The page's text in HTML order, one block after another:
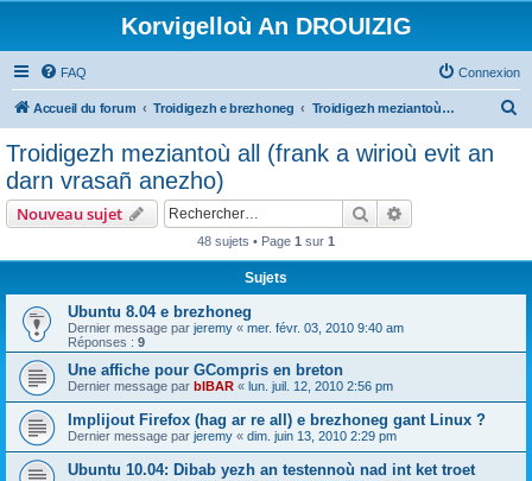
Korvigelloù An DROUIZIG
FAQ Connexion
Accueil du forum Troidigezh e brezhoneg Troidigezh meziantoù all (frank a wirioù evit an darn vrasañ anezho)
Troidigezh meziantoù all (frank a wirioù evit an
darn vrasañ anezho)
Nouveau sujet Rechercher
48 sujets • Page 1 sur 1
Sujets
Ubuntu 8.04 e brezhoneg
Dernier message par jeremy « mer. févr. 03, 2010 9:40 am
Réponses : 9
Une affiche pour GCompris en breton
Dernier message par bIBAR « lun. juil. 12, 2010 2:56 pm
Implijout Firefox (hag ar re all) e brezhoneg gant Linux ?
Dernier message par jeremy « dim. juin 13, 2010 2:29 pm
Ubuntu 10.04: Dibab yezh an testennoù nad int ket troet